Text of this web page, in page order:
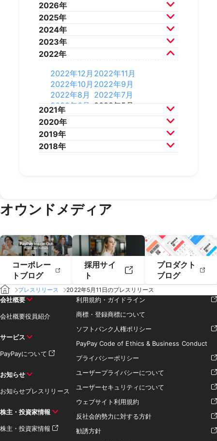
2026年
2026年8月 2026年7月
2026年6月 2026年5月
2026年4月 2026年3月
2026年2月
2025年
2025年12月2025年11月
2025年10月2025年9月
2025年8月 2025年7月
2025年6月 2025年5月
2025年4月 2025年3月
2025年2月 2025年1月
2024年
2024年12月2024年11月
2024年10月2024年9月
2024年8月 2024年7月
2024年6月 2024年5月
2024年4月 2024年3月
2024年2月 2024年1月
2023年
2023年12月2023年11月
2023年10月 2023年9月
2023年8月 2023年7月
2023年6月 2023年5月
2023年4月 2023年3月
2023年2月 2023年1月
2022年
2022年12月 2022年11月
2022年10月 2022年9月
2022年8月 2022年7月
2022年6月 2022年5月
2022年4月 2022年3月
2022年2月 2022年1月
2021年
2021年12月2021年11月
2021年10月2021年9月
2021年8月 2021年7月
2020年
2020年12月2020年11月
2020年10月2020年9月
2019年
2019年12月2019年11月
2019年2月
2019年1月
2018年
オウンドメディア
コーポレー
トブログ
採用サイ
ト
プロダクト
ブログ
プレスリリース 2022年5月11日のプレスリリース
会社概要
会社概要役員紹介
サービス
PayPayについて
お知らせ
お知らせプレスリリース
株主・投資家情報
株主・投資家情報
利用規約・ガイドライン
商標・登録商標について
ソフトバンク人権ポリシー
PayPay Code of Ethics & Business Conduct
プライバシーポリシー
ユーザープライバシーについて
ユーザーセキュリティについて
ウェブサイト利用規約
反社会的勢力に対する方針
勧誘方針